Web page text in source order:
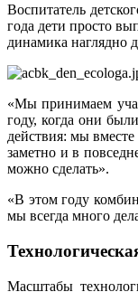
Воспитатель
года дети просто
динамика наглядно
«Мы принимаем
году, когда они
действия: мы
заметно и в
можно сделать».
«В этом году
мы всегда много
Масштабы